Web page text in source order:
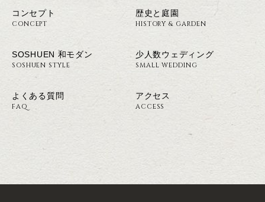
コンセプト
CONCEPT
歴史と庭園
HISTORY & GARDEN
SOSHUEN 和モダン
SOSHUEN STYLE
少人数ウェディング
SMALL WEDDING
よくある質問
FAQ
アクセス
ACCESS